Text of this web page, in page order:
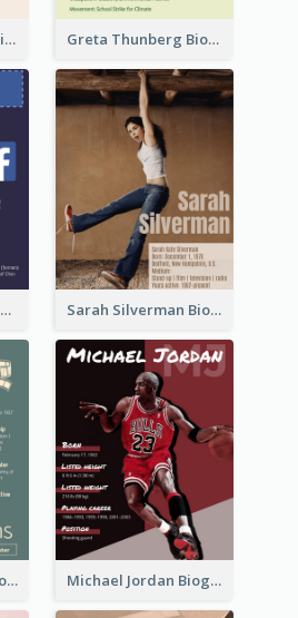
George Gershwin Biography Greta Thunberg Biography
Mark Elliot Zuckerberg Biography Sarah Silverman Biography
Anthony Hopkins Biography Michael Jordan Biography